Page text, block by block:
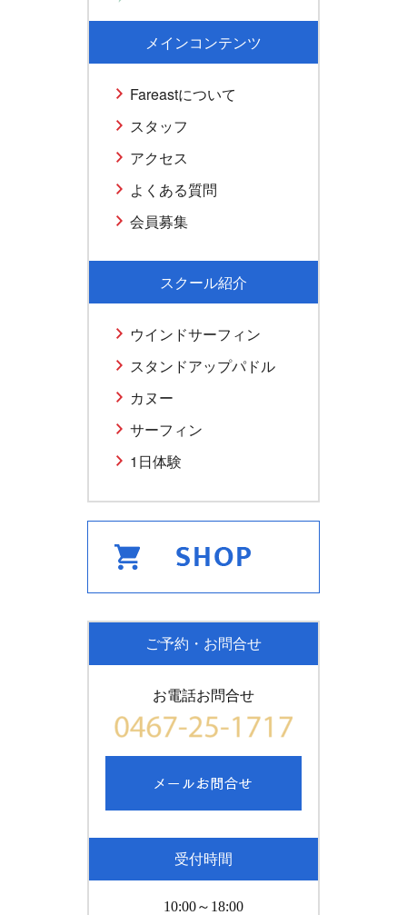
メインコンテンツ
Fareastについて
スタッフ
アクセス
よくある質問
会員募集
スクール紹介
ウインドサーフィン
スタンドアップパドル
カヌー
サーフィン
1日体験
ご予約・お問合せ
お電話お問合せ
受付時間
10:00～18:00